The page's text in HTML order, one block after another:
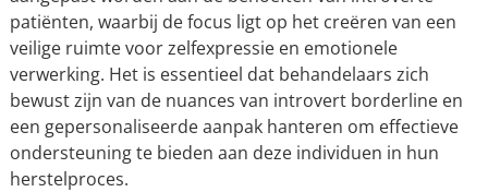
patiënten, waarbij de focus ligt op het creëren van een
veilige ruimte voor zelfexpressie en emotionele
verwerking. Het is essentieel dat behandelaars zich
bewust zijn van de nuances van introvert borderline en
een gepersonaliseerde aanpak hanteren om effectieve
ondersteuning te bieden aan deze individuen in hun
herstelproces.